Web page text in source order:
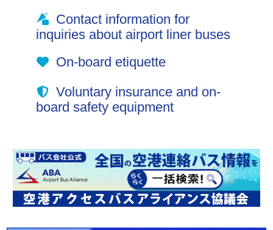
Contact information for
inquiries about airport liner buses
On-board etiquette
Voluntary insurance and on-
board safety equipment